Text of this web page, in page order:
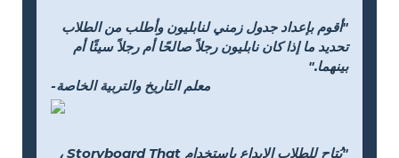
"أقوم بإعداد جدول زمني لنابليون وأطلب من الطلاب
تحديد ما إذا كان نابليون رجلاً صالحًا أم رجلاً سيئًا أم
بينهما."
-معلم التاريخ والتربية الخاصة
"يُتاح للطلاب الإبداع باستخدام Storyboard That ،